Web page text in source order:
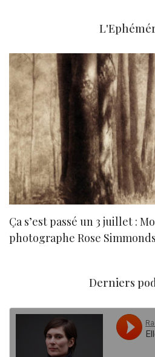
Ça s’est passé un 3 juillet :
photographe Rose Simmonds
Derniers